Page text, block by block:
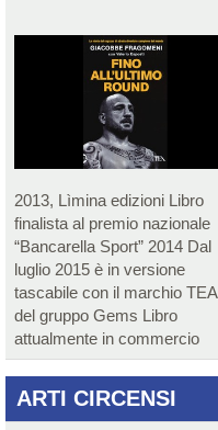
2013, Lìmina edizioni Libro
finalista al premio nazionale
“Bancarella Sport” 2014 Dal
luglio 2015 è in versione
tascabile con il marchio TEA
del gruppo Gems Libro
attualmente in commercio
ARTI CIRCENSI